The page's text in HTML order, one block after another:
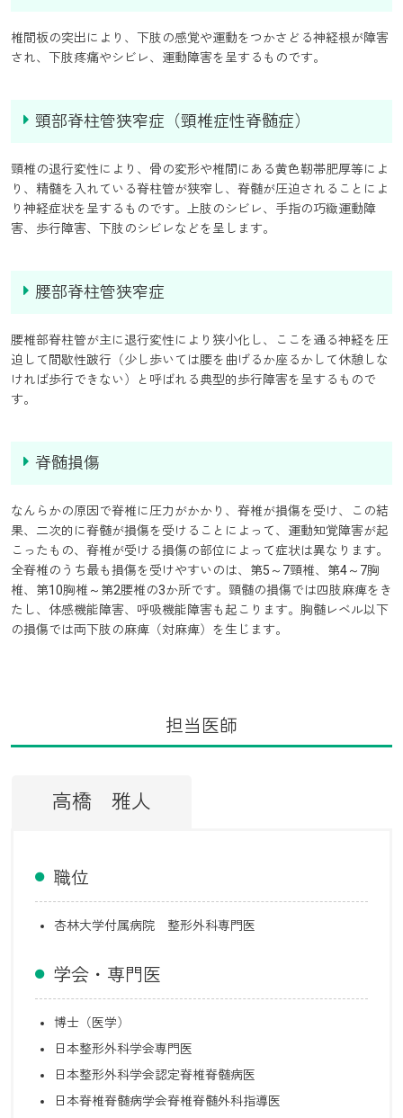
椎間板の突出により、下肢の感覚や運動をつかさどる神経根が障害
され、下肢疼痛やシビレ、運動障害を呈するものです。
頸部脊柱管狭窄症（頸椎症性脊髄症）
頸椎の退行変性により、骨の変形や椎間にある黄色靭帯肥厚等によ
り、精髄を入れている脊柱管が狭窄し、脊髄が圧迫されることによ
り神経症状を呈するものです。上肢のシビレ、手指の巧緻運動障
害、歩行障害、下肢のシビレなどを呈します。
腰部脊柱管狭窄症
腰椎部脊柱管が主に退行変性により狭小化し、ここを通る神経を圧
迫して間歇性跛行（少し歩いては腰を曲げるか座るかして休憩しな
ければ歩行できない）と呼ばれる典型的歩行障害を呈するもので
す。
脊髄損傷
なんらかの原因で脊椎に圧力がかかり、脊椎が損傷を受け、この結
果、二次的に脊髄が損傷を受けることによって、運動知覚障害が起
こったもの、脊椎が受ける損傷の部位によって症状は異なります。
全脊椎のうち最も損傷を受けやすいのは、第5～7頸椎、第4～7胸
椎、第10胸椎～第2腰椎の3か所です。頸髄の損傷では四肢麻痺をき
たし、体感機能障害、呼吸機能障害も起こります。胸髄レベル以下
の損傷では両下肢の麻痺（対麻痺）を生じます。
担当医師
高橋 雅人
職位
杏林大学付属病院 整形外科専門医
学会・専門医
博士（医学）
日本整形外科学会専門医
日本整形外科学会認定脊椎脊髄病医
日本脊椎脊髄病学会脊椎脊髄外科指導医